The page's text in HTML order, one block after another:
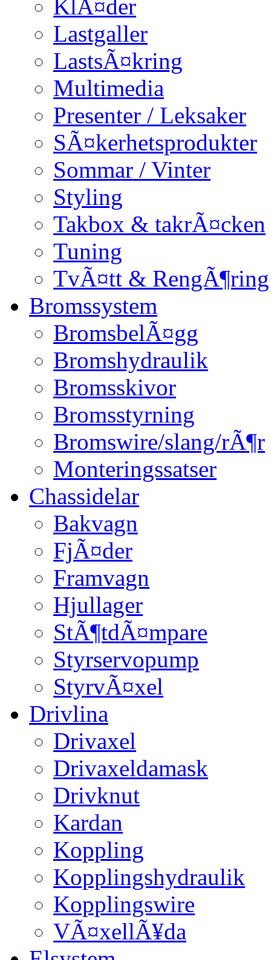
KlÃ¤der
Lastgaller
LastsÃ¤kring
Multimedia
Presenter / Leksaker
SÃ¤kerhetsprodukter
Sommar / Vinter
Styling
Takbox & takrÃ¤cken
Tuning
TvÃ¤tt & RengÃ¶ring
Bromssystem
BromsbelÃ¤gg
Bromshydraulik
Bromsskivor
Bromsstyrning
Bromswire/slang/rÃ¶r
Monteringssatser
Chassidelar
Bakvagn
FjÃ¤der
Framvagn
Hjullager
StÃ¶tdÃ¤mpare
Styrservopump
StyrvÃ¤xel
Drivlina
Drivaxel
Drivaxeldamask
Drivknut
Kardan
Koppling
Kopplingshydraulik
Kopplingswire
VÃ¤xellÃ¥da